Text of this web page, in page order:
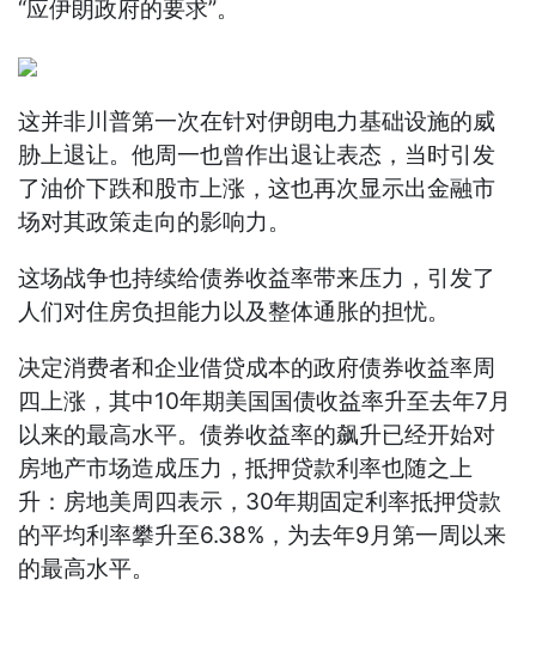
“应伊朗政府的要求”。
这并非川普第一次在针对伊朗电力基础设施的威
胁上退让。他周一也曾作出退让表态，当时引发
了油价下跌和股市上涨，这也再次显示出金融市
场对其政策走向的影响力。
这场战争也持续给债券收益率带来压力，引发了
人们对住房负担能力以及整体通胀的担忧。
决定消费者和企业借贷成本的政府债券收益率周
四上涨，其中10年期美国国债收益率升至去年7月
以来的最高水平。债券收益率的飙升已经开始对
房地产市场造成压力，抵押贷款利率也随之上
升：房地美周四表示，30年期固定利率抵押贷款
的平均利率攀升至6.38%，为去年9月第一周以来
的最高水平。